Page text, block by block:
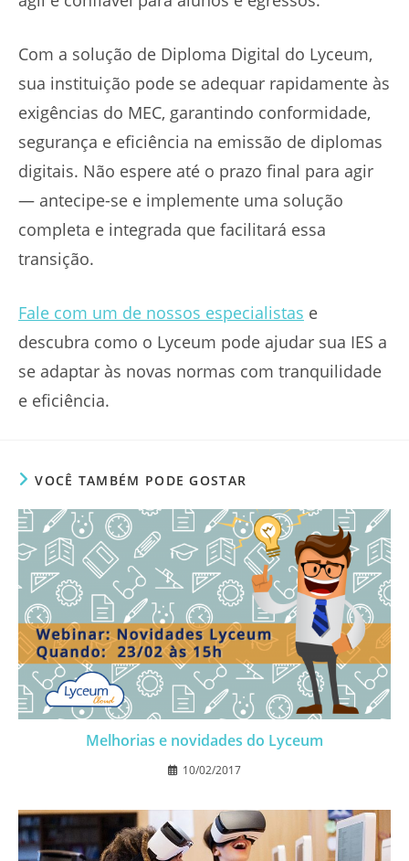
Com a solução de Diploma Digital do Lyceum,
sua instituição pode se adequar rapidamente às
exigências do MEC, garantindo conformidade,
segurança e eficiência na emissão de diplomas
digitais. Não espere até o prazo final para agir
— antecipe-se e implemente uma solução
completa e integrada que facilitará essa
transição.
Fale com um de nossos especialistas e
descubra como o Lyceum pode ajudar sua IES a
se adaptar às novas normas com tranquilidade
e eficiência.
VOCÊ TAMBÉM PODE GOSTAR
Melhorias e novidades do Lyceum
10/02/2017